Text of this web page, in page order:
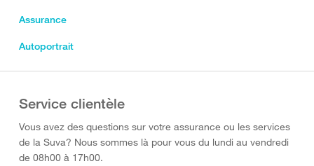
Assurance
Autoportrait
Service clientèle
Vous avez des questions sur votre assurance ou les services
de la Suva? Nous sommes là pour vous du lundi au vendredi
de 08h00 à 17h00.